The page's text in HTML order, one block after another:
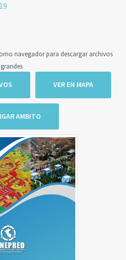
navegador para descargar archivos
grandes
VER EN MAPA
AMBITO